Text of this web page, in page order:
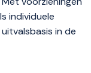
individuele
in de